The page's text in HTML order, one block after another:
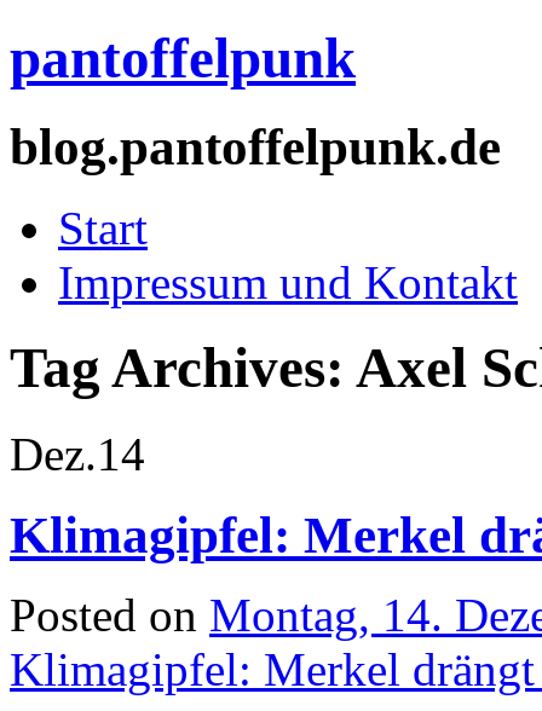
pantoffelpunk
blog.pantoffelpunk.de
Start
Impressum und Kontakt
Tag Archives: Axel
Dez.14
Klimagipfel: Merkel
Posted on Montag, 14.
Klimagipfel: Merkel